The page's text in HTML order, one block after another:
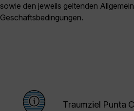
sowie den jeweils geltenden
Geschäftsbedingungen.
Traumziel Punta